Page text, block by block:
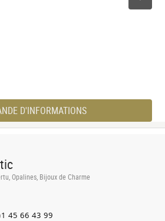
D'INFORMATIONS
Opalines, Bijoux de Charme
45 66 43 99